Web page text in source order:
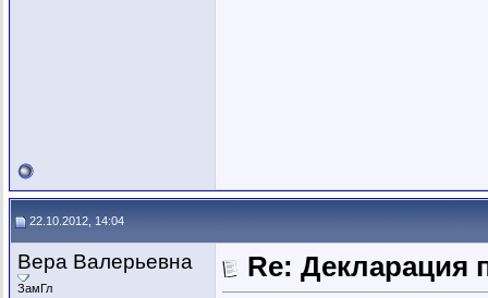
22.10.2012, 14:04
Вера Валерьевна
ЗамГл
Re: